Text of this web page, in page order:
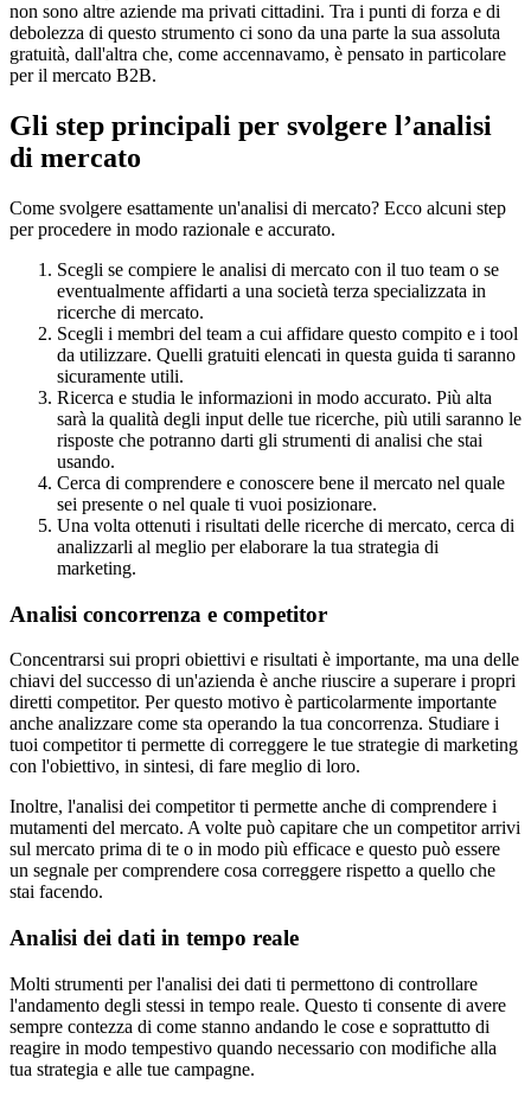
non sono altre aziende ma privati cittadini. Tra i punti di forza e di
debolezza di questo strumento ci sono da una parte la sua assoluta
gratuità, dall'altra che, come accennavamo, è pensato in particolare
per il mercato B2B.
Gli step principali per svolgere l’analisi
di mercato
Come svolgere esattamente un'analisi di mercato? Ecco alcuni step
per procedere in modo razionale e accurato.
Scegli se compiere le analisi di mercato con il tuo team o se
eventualmente affidarti a una società terza specializzata in
ricerche di mercato.
Scegli i membri del team a cui affidare questo compito e i tool
da utilizzare. Quelli gratuiti elencati in questa guida ti saranno
sicuramente utili.
Ricerca e studia le informazioni in modo accurato. Più alta
sarà la qualità degli input delle tue ricerche, più utili saranno le
risposte che potranno darti gli strumenti di analisi che stai
usando.
Cerca di comprendere e conoscere bene il mercato nel quale
sei presente o nel quale ti vuoi posizionare.
Una volta ottenuti i risultati delle ricerche di mercato, cerca di
analizzarli al meglio per elaborare la tua strategia di
marketing.
Analisi concorrenza e competitor
Concentrarsi sui propri obiettivi e risultati è importante, ma una delle
chiavi del successo di un'azienda è anche riuscire a superare i propri
diretti competitor. Per questo motivo è particolarmente importante
anche analizzare come sta operando la tua concorrenza. Studiare i
tuoi competitor ti permette di correggere le tue strategie di marketing
con l'obiettivo, in sintesi, di fare meglio di loro.
Inoltre, l'analisi dei competitor ti permette anche di comprendere i
mutamenti del mercato. A volte può capitare che un competitor arrivi
sul mercato prima di te o in modo più efficace e questo può essere
un segnale per comprendere cosa correggere rispetto a quello che
stai facendo.
Analisi dei dati in tempo reale
Molti strumenti per l'analisi dei dati ti permettono di controllare
l'andamento degli stessi in tempo reale. Questo ti consente di avere
sempre contezza di come stanno andando le cose e soprattutto di
reagire in modo tempestivo quando necessario con modifiche alla
tua strategia e alle tue campagne.